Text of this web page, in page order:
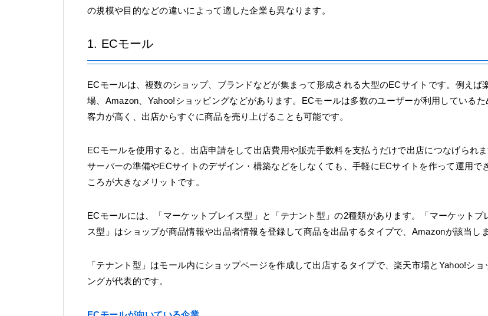
の規模や目的などの違いによって適した企業も異なります。
1. ECモール
ECモールは、複数のショップ、ブランドなどが集まって形成される大型のECサイトです。例えば
場、Amazon、Yahoo!ショッピングなどがあります。ECモールは多数のユーザーが利用しているた
客力が高く、出店からすぐに商品を売り上げることも可能です。
ECモールを使用すると、出店申請をして出店費用や販売手数料を支払うだけで出店につなげられま
サーバーの準備やECサイトのデザイン・構築などをしなくても、手軽にECサイトを作って運用で
ころが大きなメリットです。
ECモールには、「マーケットプレイス型」と「テナント型」の2種類があります。「マーケットプ
ス型」はショップが商品情報や出品者情報を登録して商品を出品するタイプで、Amazonが該当しま
「テナント型」はモール内にショップページを作成して出店するタイプで、楽天市場とYahoo!ショ
ングが代表的です。